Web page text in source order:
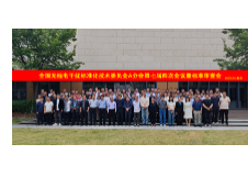
深入交流行业见解，踊
领域的高质量发展汇聚
，公司展示了...